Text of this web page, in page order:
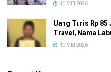
10 MEI 2026
Uang Turis Rp
Travel, Nama
10 MEI 2026